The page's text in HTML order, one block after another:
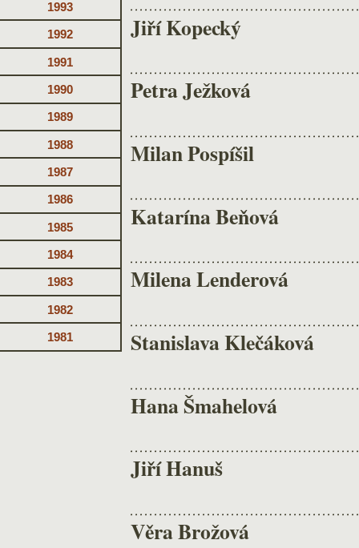
1993
1992
1991
1990
1989
1988
1987
1986
1985
1984
1983
1982
1981
Jiří Kopecký
Petra Ježková
Milan Pospíšil
Katarína Beňová
Milena Lenderová
Stanislava Klečáková
Hana Šmahelová
Jiří Hanuš
Věra Brožová